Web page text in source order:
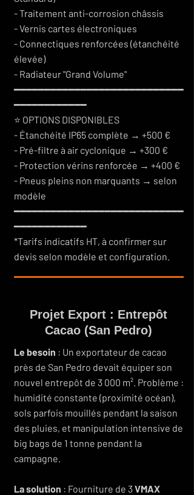
- Traitement anti-corrosion châssis
- Vernis cartes électroniques
- Connectiques renforcées (étanchéité
élevée)
- Radiateur "Grand Volume"
━━━━━━━━━━━━━━━━━━━━━━━━━━━━
━━━━━━━━━━━━
⭐ OPTIONS DISPONIBLES
- Étanchéité IP65 complète → +500 €
- Pré-filtre à air cyclonique → +300 €
- Protection vérins renforcée → +400 €
- Pneus pleins non marquants → selon
modèle
━━━━━━━━━━━━━━━━━━━━━━━━━━━━
━━━━━━━━━━━━
*Tarifs indicatifs HT, à confirmer sur
devis selon modèle et configuration.
Projet Export : Entrepôt
Cacao (San Pedro)
Le besoin : Un exportateur de cacao
près de San Pedro devait équiper son
nouvel entrepôt de 3 000 m². Problème :
humidité constante (proximité océan),
sols parfois mouillés pendant la saison
des pluies, et manipulation intensive de
big bags de 1 tonne pendant la
campagne.
La solution : Fourniture de 3VMAX